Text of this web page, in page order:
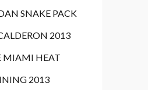
SNAKE PACK
2013
MIAMI HEAT
2013